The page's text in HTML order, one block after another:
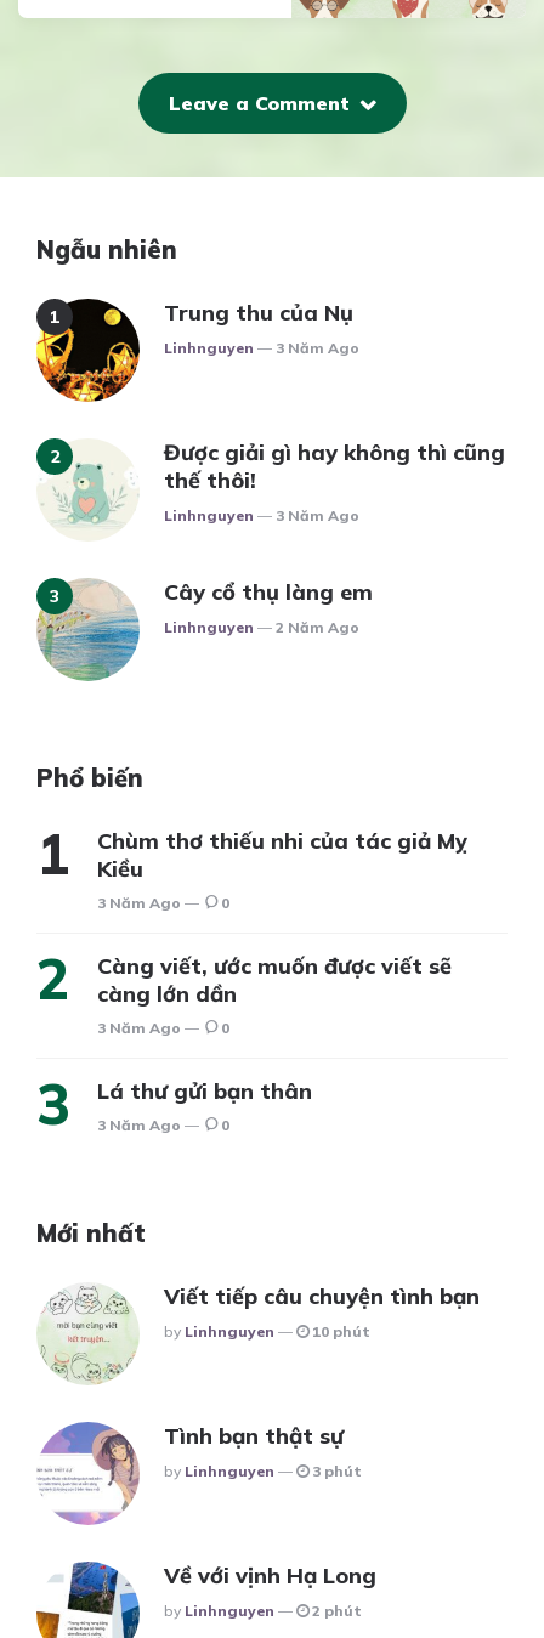
Leave a Comment
Ngẫu nhiên
Trung thu của Nụ
Posted
Linhnguyen 3 Năm Ago
Được giải gì hay không thì cũng
thế thôi!
Posted
Linhnguyen 3 Năm Ago
Cây cổ thụ làng em
Posted
Linhnguyen 2 Năm Ago
Phổ biến
Chùm thơ thiếu nhi của tác giả Mỵ
Kiều
3 Năm Ago 0
Càng viết, ước muốn được viết sẽ
càng lớn dần
3 Năm Ago 0
Lá thư gửi bạn thân
3 Năm Ago 0
Mới nhất
Viết tiếp câu chuyện tình bạn
Posted
By Linhnguyen 10 phút
Tình bạn thật sự
Posted
By Linhnguyen 3 phút
Về với vịnh Hạ Long
Posted
By Linhnguyen 2 phút